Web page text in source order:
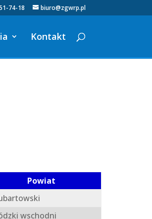
74-18 biuro@zgwrp.pl
Kontakt
Powiat
wschodni